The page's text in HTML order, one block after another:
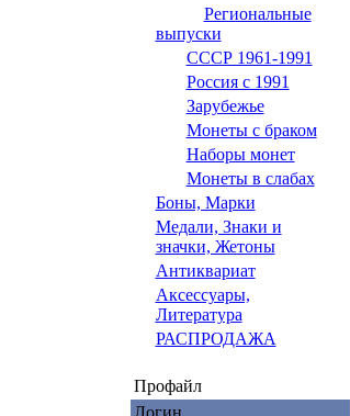
Региональные
выпуски
СССР 1961-1991
Россия с 1991
Зарубежье
Монеты с браком
Наборы монет
Монеты в слабах
Боны, Марки
Медали, Знаки и
значки, Жетоны
Антиквариат
Аксессуары,
Литература
РАСПРОДАЖА
Профайл
Логин